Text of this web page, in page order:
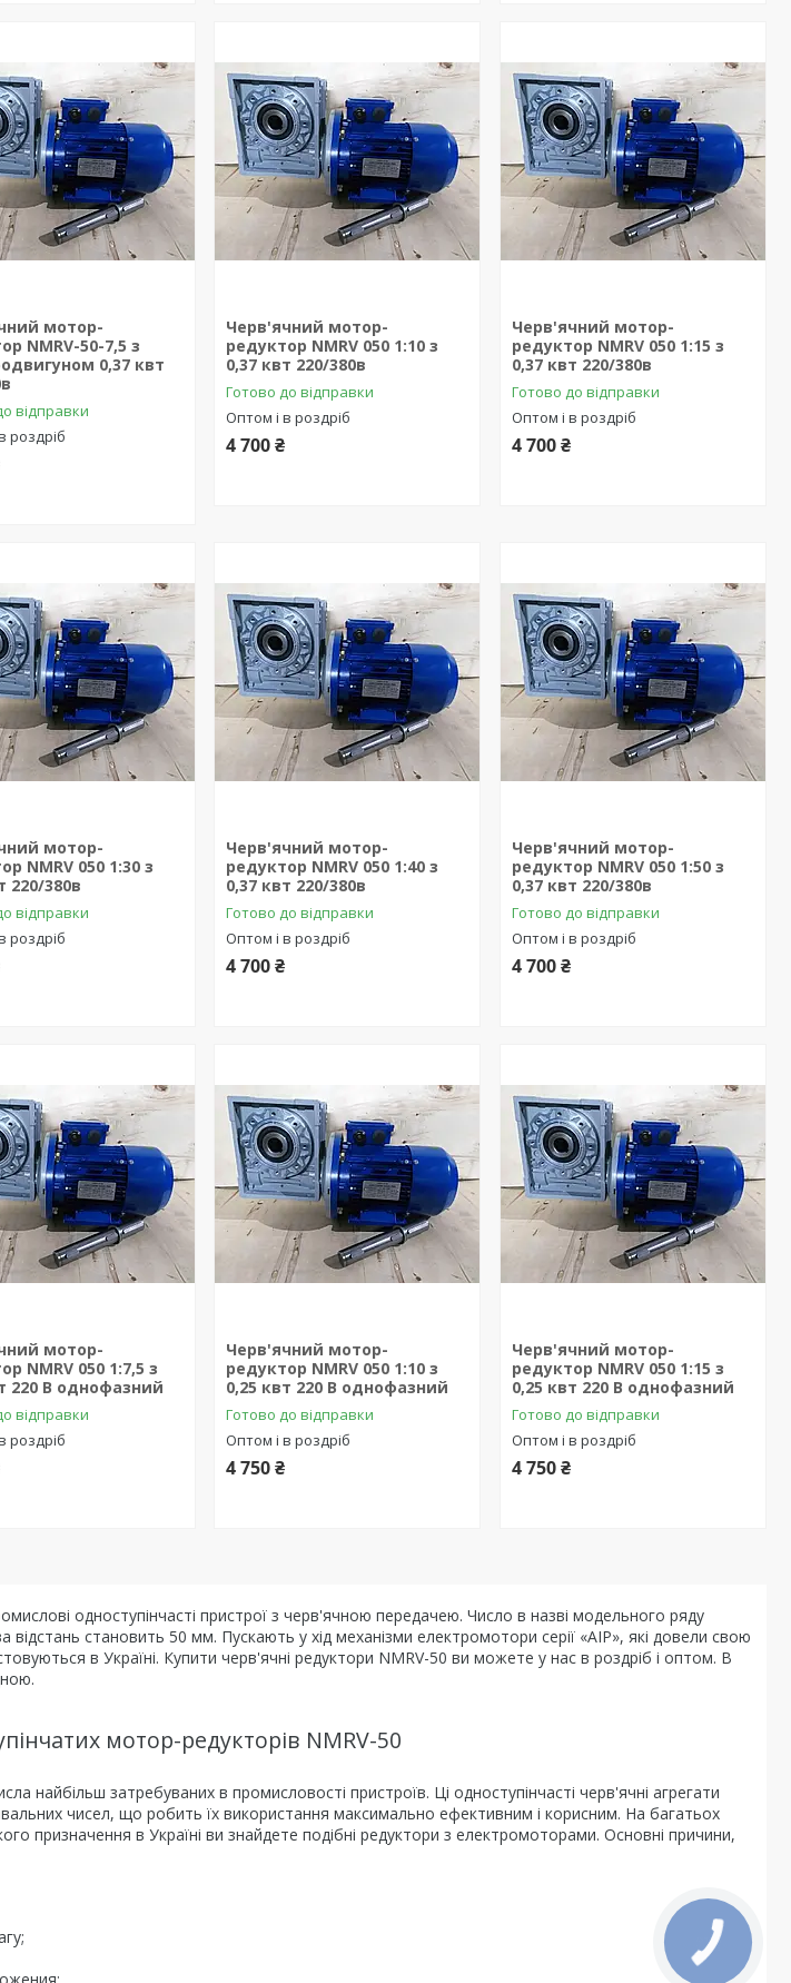
мотор-
NMRV-50-7,5 з
0,37 квт
відправки
роздріб
Черв'ячний мотор-
редуктор NMRV 050 1:10 з
0,37 квт 220/380в
Готово до відправки
Оптом і в роздріб
4 700 ₴
Черв'ячний мотор-
редуктор NMRV 050 1:15 з
0,37 квт 220/380в
Готово до відправки
Оптом і в роздріб
4 700 ₴
мотор-
NMRV 050 1:30 з
220/380в
відправки
роздріб
Черв'ячний мотор-
редуктор NMRV 050 1:40 з
0,37 квт 220/380в
Готово до відправки
Оптом і в роздріб
4 700 ₴
Черв'ячний мотор-
редуктор NMRV 050 1:50 з
0,37 квт 220/380в
Готово до відправки
Оптом і в роздріб
4 700 ₴
мотор-
NMRV 050 1:7,5 з
220 В однофазний
відправки
роздріб
Черв'ячний мотор-
редуктор NMRV 050 1:10 з
0,25 квт 220 В однофазний
Готово до відправки
Оптом і в роздріб
4 750 ₴
Черв'ячний мотор-
редуктор NMRV 050 1:15 з
0,25 квт 220 В однофазний
Готово до відправки
Оптом і в роздріб
4 750 ₴
одноступінчасті пристрої з черв'ячною передачею. Число в назві модельного ряду
становить 50 мм. Пускають у хід механізми електромотори серії «АІР», які довели свою
в Україні. Купити черв'ячні редуктори NMRV-50 ви можете у нас в роздріб і оптом. В
мотор-редукторів NMRV-50
найбільш затребуваних в промисловості пристроїв. Ці одноступінчасті черв'ячні агрегати
чисел, що робить їх використання максимально ефективним і корисним. На багатьох
призначення в Україні ви знайдете подібні редуктори з електромоторами. Основні причини,